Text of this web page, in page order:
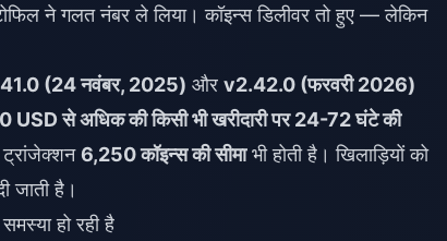
ने गलत नंबर ले लिया। कॉइन्स डिलीवर तो हुए — लेकिन
(24 नवंबर, 2025) और v2.42.0 (फरवरी 2026)
USD से अधिक की किसी भी खरीदारी पर 24-72 घंटे की
ट्रांजेक्शन 6,250 कॉइन्स की सीमाभी होती है। खिलाड़ियों को
जाती है।
हो रही है